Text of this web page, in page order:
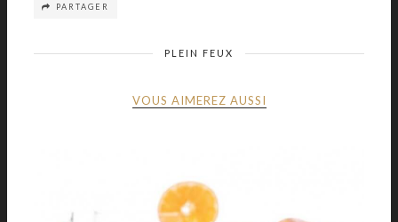
PARTAGER
PLEIN FEUX
VOUS AIMEREZ AUSSI